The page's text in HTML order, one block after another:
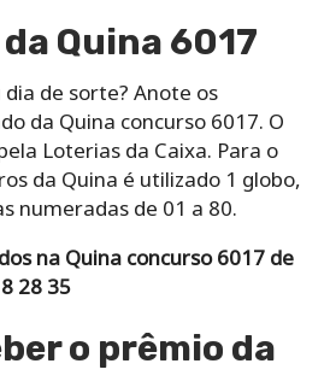
Quina 6017
de sorte? Anote os
da Quina concurso 6017. O
Loterias da Caixa. Para o
da Quina é utilizado 1 globo,
numeradas de 01 a 80.
na Quina concurso 6017 de
28 35
o prêmio da